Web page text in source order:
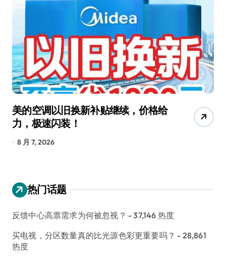
美的空调以旧换新补贴继续，价格给
力，极速闪装！
8 月 7, 2026
热门话题
反馈中心高票需求为何被忽视？ - 37,146 热度
买电视，分区数量真的比光源色彩更重要吗？ - 28,861
热度